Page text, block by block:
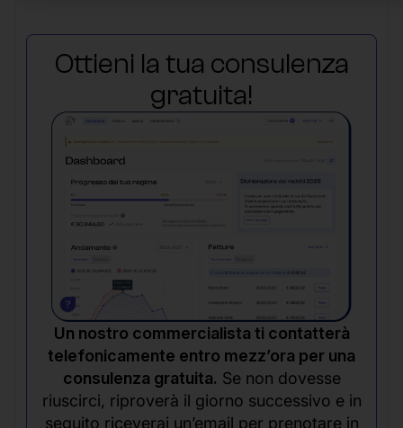
Ottieni la tua consulenza
gratuita!
Un nostro commercialista ti contatterà
telefonicamente entro mezz’ora per una
consulenza gratuita. Se non dovesse
riuscirci, riproverà il giorno successivo e in
seguito riceverai un’email per prenotare in